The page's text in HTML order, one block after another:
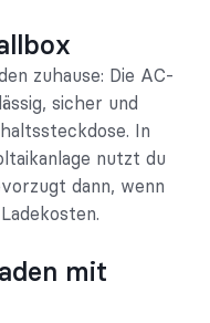
zuhause: Die AC-
sicher und
In
nutzt du
dann, wenn
mit